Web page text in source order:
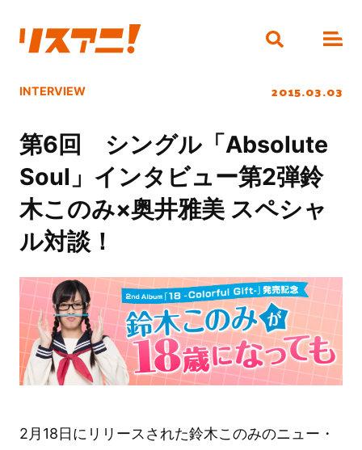
INTERVIEW 2015.03.03
第6回 シングル「Absolute
Soul」インタビュー第2弾鈴
木このみ×奥井雅美 スペシャ
ル対談！
2月18日にリリースされた鈴木このみのニュー・